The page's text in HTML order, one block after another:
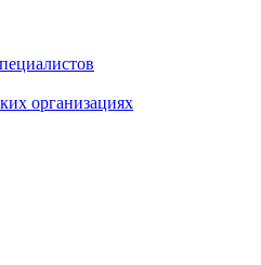
организациях